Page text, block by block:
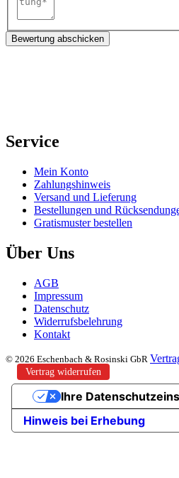
Bewertung abschicken
Service
Mein Konto
Zahlungshinweis
Versand und Lieferung
Bestellungen und
Gratismuster bestellen
Über Uns
AGB
Impressum
Datenschutz
Widerrufsbelehrung
Kontakt
© 2026 Eschenbach & Rosinski GbR
Vertrag widerrufen
Hinweis bei Erhebung
Ihre